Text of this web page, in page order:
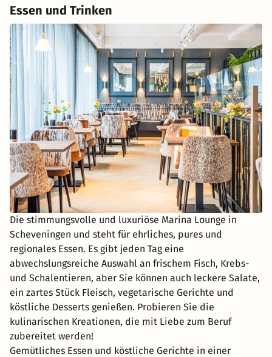
Essen und Trinken
Die stimmungsvolle und luxuriöse Marina Lounge in
Scheveningen und steht für ehrliches, pures und
regionales Essen. Es gibt jeden Tag eine
abwechslungsreiche Auswahl an frischem Fisch, Krebs-
und Schalentieren, aber Sie können auch leckere Salate,
ein zartes Stück Fleisch, vegetarische Gerichte und
köstliche Desserts genießen. Probieren Sie die
kulinarischen Kreationen, die mit Liebe zum Beruf
zubereitet werden!
Gemütliches Essen und köstliche Gerichte in einer